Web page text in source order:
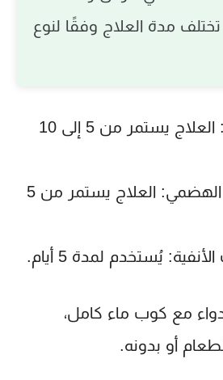
تختلف مدة العلاج وفقًا لنوع
📌 الالتهاب الرئوي: العلاج يستمر من 5 إلى 10
📌 التهابات الجهاز الهضمي: العلاج يستمر من 5
يُستخدم لمدة 5 أيام.
مع كوب ماء كامل،
أو بدونه.